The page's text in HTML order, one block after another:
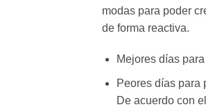
modas para poder
de forma reactiva.
Mejores días
Peores días para
De acuerdo con